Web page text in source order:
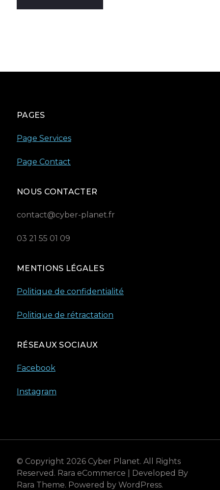
PAGES
Page Services
Page Contact
NOUS CONTACTER
contact@cyber-planet.fr
03 21 55 01 09
MENTIONS LÉGALES
Politique de confidentialité
Politique de rétractation
RÉSEAUX SOCIAUX
Facebook
Instagram
© Copyright 2026 Cyber Planet. All Rights
Reserved. Rara eCommerce | Developed By
Rara Theme. Powered by WordPress.